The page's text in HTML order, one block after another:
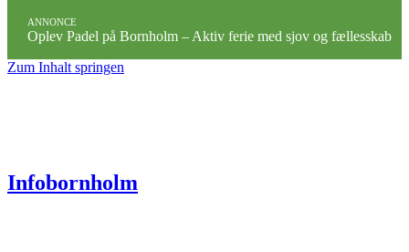
ANNONCE
Oplev Padel på Bornholm – Aktiv ferie med sjov og fællesskab
Zum Inhalt springen
Infobornholm